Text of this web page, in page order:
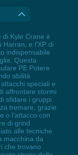
di Kyle Crane è
Harran, e l'XP di
indispensabile
Questa
PE Potere
abilità
speciali e
affrontare stormi
sfidare i gruppi
tremare, grazie
o l'attacco con
di grind
alle tecniche
macchina da
che trovano